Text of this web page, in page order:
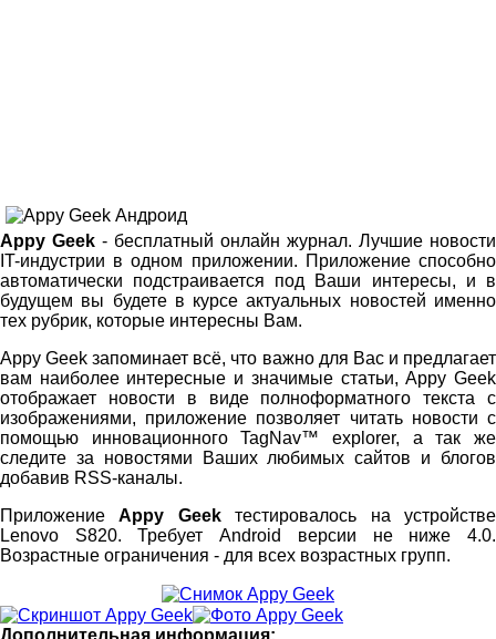
Appy Geek - бесплатный онлайн журнал. Лучшие новости
IT-индустрии в одном приложении. Приложение способно
автоматически подстраивается под Ваши интересы, и в
будущем вы будете в курсе актуальных новостей именно
тех рубрик, которые интересны Вам.
Appy Geek запоминает всё, что важно для Вас и предлагает
вам наиболее интересные и значимые статьи, Appy Geek
отображает новости в виде полноформатного текста с
изображениями, приложение позволяет читать новости с
помощью инновационного TagNav™ explorer, а так же
следите за новостями Ваших любимых сайтов и блогов
добавив RSS-каналы.
ПриложениеAppy Geekтестировалось на устройстве
Lenovo S820. Требует Android версии не ниже 4.0.
Возрастные ограничения - для всех возрастных групп.
Дополнительная информация: